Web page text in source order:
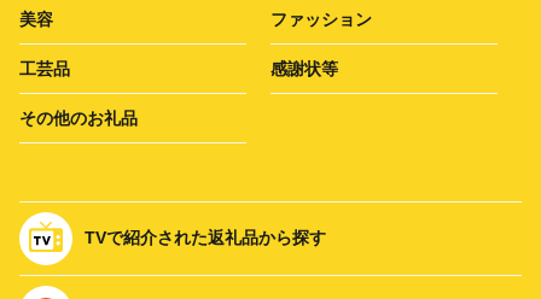
美容 ファッション
工芸品 感謝状等
その他のお礼品
TVで紹介された返礼品から探す